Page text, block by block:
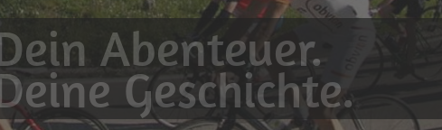
Abenteuer.
Geschichte.